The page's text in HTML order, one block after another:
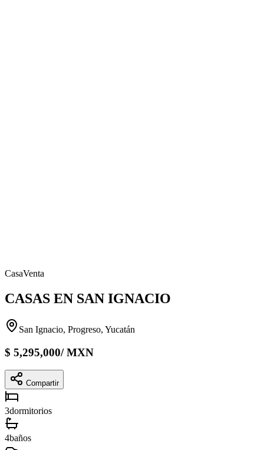
CasaVenta
CASAS EN SAN IGNACIO
San Ignacio, Progreso, Yucatán
$ 5,295,000/MXN
Compartir
3dormitorios
4baños